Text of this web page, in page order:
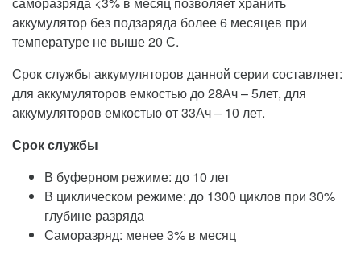
аккумулятор без подзаряда более 6 месяцев при
температуре не выше 20 С.
Срок службы аккумуляторов данной серии составляет:
для аккумуляторов емкостью до 28Ач – 5лет, для
аккумуляторов емкостью от 33Ач – 10 лет.
Срок службы
В буферном режиме: до 10 лет
В циклическом режиме: до 1300 циклов при 30%
глубине разряда
Саморазряд: менее 3% в месяц